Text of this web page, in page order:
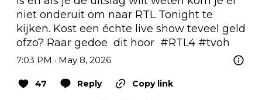
niet onderuit om naar RTL Tonight te
kijken. Kost een échte live show teveel geld
ofzo? Raar gedoe  dit hoor #RTL4 #tvoh
7:03 PM · May 8, 2026
47 Reply
Copy link